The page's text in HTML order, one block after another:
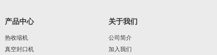
产品中心
热收缩机
真空封口机
关于我们
公司简介
加入我们